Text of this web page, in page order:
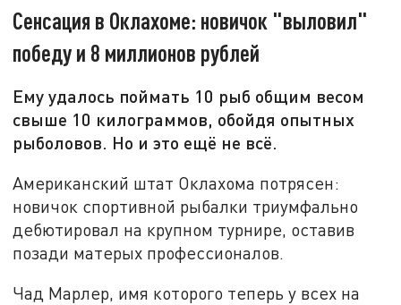
Сенсация в Оклахоме: новичок "выловил"
победу и 8 миллионов рублей
Ему удалось поймать 10 рыб общим весом
свыше 10 килограммов, обойдя опытных
рыболовов. Но и это ещё не всё.
Американский штат Оклахома потрясен:
новичок спортивной рыбалки триумфально
дебютировал на крупном турнире, оставив
позади матерых профессионалов.
Чад Марлер, имя которого теперь у всех на